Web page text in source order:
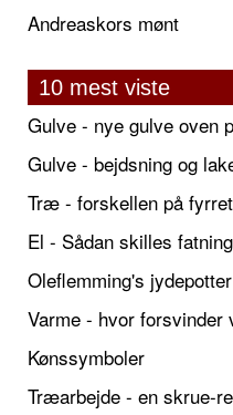
Andreaskors mønt
10 mest viste
Gulve - nye gulve oven
Gulve - bejdsning og
Træ - forskellen på
El - Sådan skilles
Oleflemming's jydepotter
Varme - hvor forsvinder
Kønssymboler
Træarbejde - en skrue-